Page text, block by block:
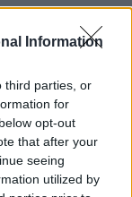
Information
third parties, or
for
opt-out
that after your
seeing
utilized by